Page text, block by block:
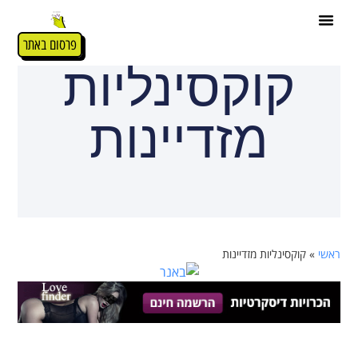
פרסום באתר
קוקסינליות
מזדיינות
ראשי »קוקסינליות מזדיינות